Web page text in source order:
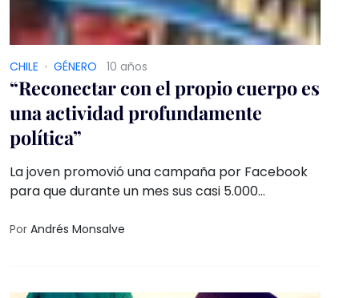
CHILE · GÉNERO 10 años
“Reconectar con el propio cuerpo es
una actividad profundamente
política”
La joven promovió una campaña por Facebook
para que durante un mes sus casi 5.000
orgasmo cada día.
Por Andrés Monsalve